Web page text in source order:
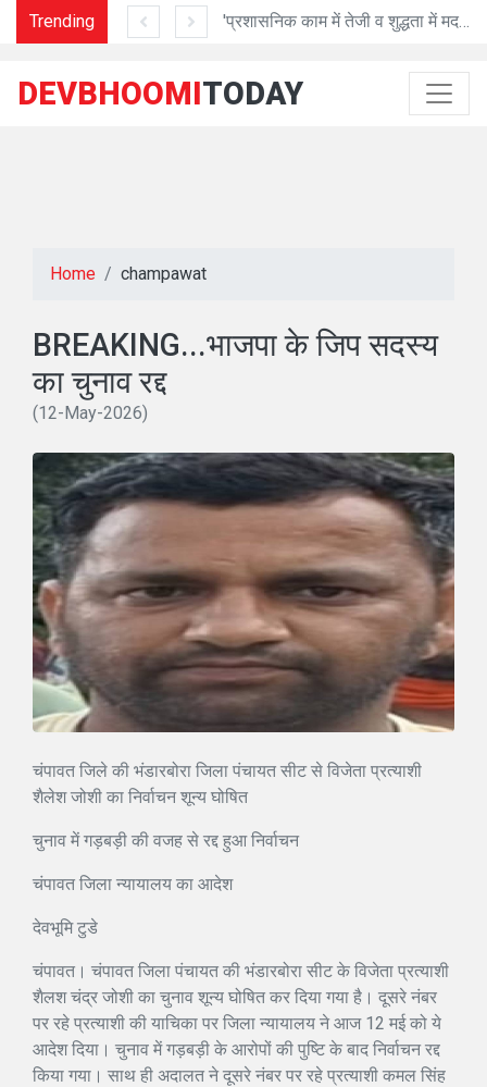
Trending गुणवत्ता के साथ तेजी से करें निर्माण: अध्यक्ष प्रेमा पांडेय 'प्रशासनिक काम में तेजी व शुद्धता में मददगार है Al तकनीक'
DEVBHOOMITODAY
Home champawat
BREAKING...भाजपा के जिप सदस्य
का चुनाव रद्द
(12-May-2026)
चंपावत जिले की भंडारबोरा जिला पंचायत सीट से विजेता प्रत्याशी
शैलेश जोशी का निर्वाचन शून्य घोषित
चुनाव में गड़बड़ी की वजह से रद्द हुआ निर्वाचन
चंपावत जिला न्यायालय का आदेश
देवभूमि टुडे
चंपावत। चंपावत जिला पंचायत की भंडारबोरा सीट के विजेता प्रत्याशी
शैलश चंद्र जोशी का चुनाव शून्य घोषित कर दिया गया है। दूसरे नंबर
पर रहे प्रत्याशी की याचिका पर जिला न्यायालय ने आज 12 मई को ये
आदेश दिया। चुनाव में गड़बड़ी के आरोपों की पुष्टि के बाद निर्वाचन रद्द
किया गया। साथ ही अदालत ने दूसरे नंबर पर रहे प्रत्याशी कमल सिंह